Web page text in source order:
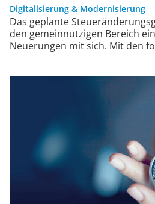
Digitalisierung & Modernisierung
Das geplante
den gemeinnützigen Bereich
Neuerungen mit sich. Mit den